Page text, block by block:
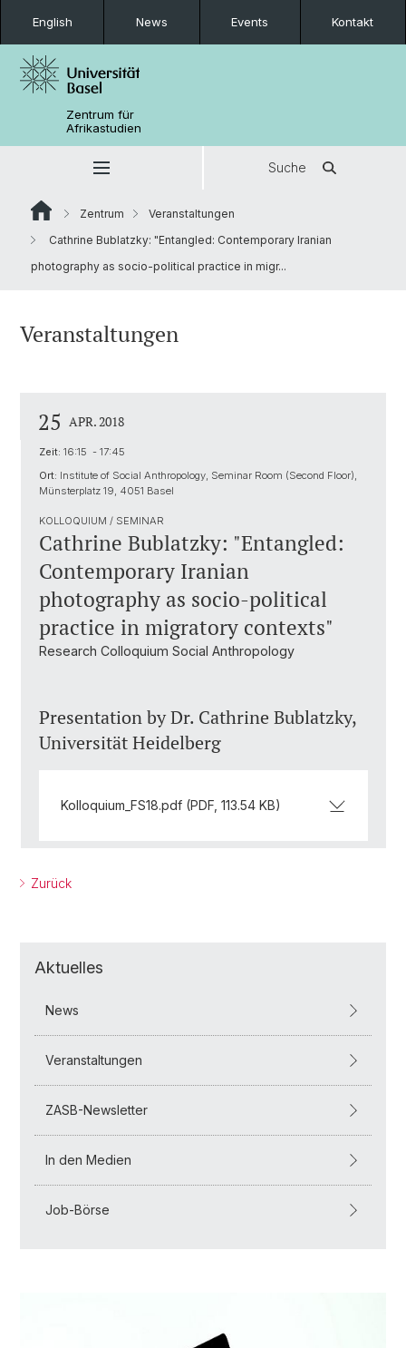
English News Events Kontakt
Zentrum für
Afrikastudien
Suche
Zentrum
Veranstaltungen
Cathrine Bublatzky: "Entangled: Contemporary Iranian
photography as socio-political practice in migr...
Veranstaltungen
25 APR. 2018
Zeit: 16:15 - 17:45
Ort: Institute of Social Anthropology, Seminar Room (Second Floor),
Münsterplatz 19, 4051 Basel
KOLLOQUIUM / SEMINAR
Cathrine Bublatzky: "Entangled:
Contemporary Iranian
photography as socio-political
practice in migratory contexts"
Research Colloquium Social Anthropology
Presentation by Dr. Cathrine Bublatzky,
Universität Heidelberg
Kolloquium_FS18.pdf (PDF, 113.54 KB)
Zurück
Aktuelles
News
Veranstaltungen
ZASB-Newsletter
In den Medien
Job-Börse